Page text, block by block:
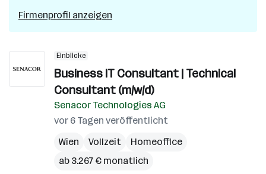
Firmenprofil anzeigen
Einblicke
Business IT Consultant | Technical
Consultant (m/w/d)
Senacor Technologies AG
vor 6 Tagen veröffentlicht
Wien
Vollzeit
Homeoffice
ab 3.267 € monatlich